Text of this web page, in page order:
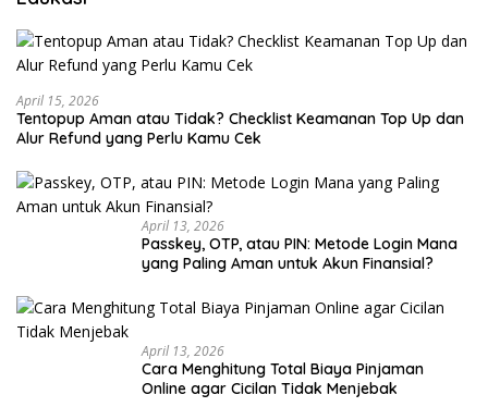
April 15, 2026
Tentopup Aman atau Tidak? Checklist Keamanan Top Up dan
Alur Refund yang Perlu Kamu Cek
April 13, 2026
Passkey, OTP, atau PIN: Metode Login Mana
yang Paling Aman untuk Akun Finansial?
April 13, 2026
Cara Menghitung Total Biaya Pinjaman
Online agar Cicilan Tidak Menjebak